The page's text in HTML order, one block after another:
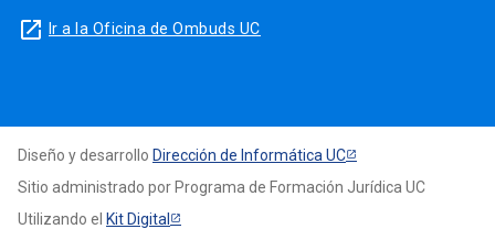
launch Ir a la Oficina de Ombuds UC
Diseño y desarrollo Dirección de Informática UC
Sitio administrado por Programa de Formación Jurídica UC
Utilizando el Kit Digital